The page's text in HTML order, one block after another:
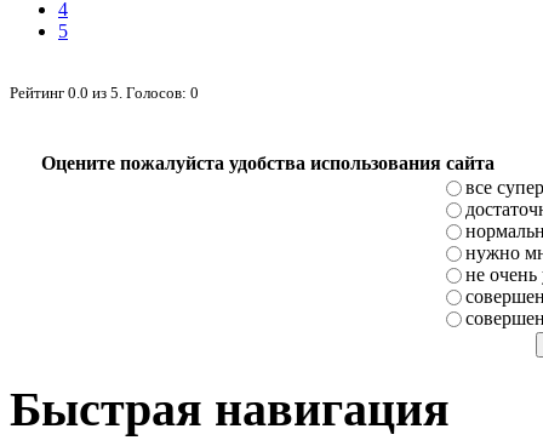
4
5
Рейтинг 0.0 из 5 . Голосов: 0
Оцените пожалуйста удобства использования сайта
все супер
нужно
не очень
Быстрая навигация